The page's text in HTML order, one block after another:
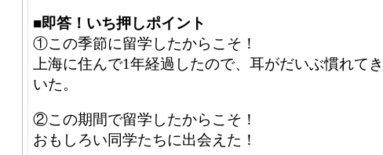
■即答！いち押しポイント
①この季節に留学したからこそ！
上海に住んで1年経過したので、耳がだいぶ慣れて
いた。
②この期間で留学したからこそ！
おもしろい同学たちに出会えた！